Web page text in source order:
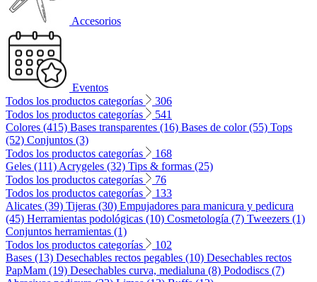
Accesorios
Eventos
Todos los productos categorías
306
Todos los productos categorías
541
Colores (415) Bases transparentes (16) Bases de color (55) Tops
(52) Conjuntos (3)
Todos los productos categorías
168
Geles (111) Acrygeles (32) Tips & formas (25)
Todos los productos categorías
76
Todos los productos categorías
133
Alicates (39) Tijeras (30) Empujadores para manicura y pedicura
(45) Herramientas podológicas (10) Cosmetología (7) Tweezers (1)
Conjuntos herramientas (1)
Todos los productos categorías
102
Bases (13) Desechables rectos pegables (10) Desechables rectos
PapMam (19) Desechables curva, medialuna (8) Pododiscs (7)